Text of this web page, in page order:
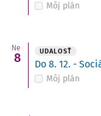
Môj plán
Ne
8 UDALOSŤ
Do 8. 12. -
Môj plán